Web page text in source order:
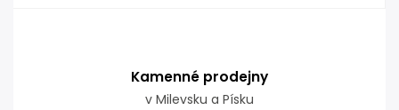
Kamenné prodejny
v Milevsku a Písku